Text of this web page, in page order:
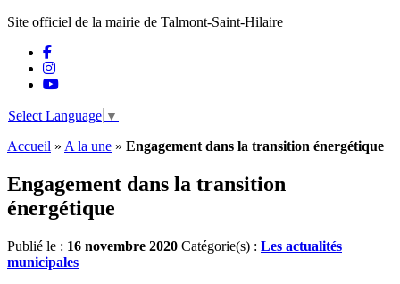
Site officiel de la mairie de Talmont-Saint-Hilaire
Select Language ▼
Accueil » A la une » Engagement dans la transition énergétique
Engagement dans la transition
énergétique
Publié le : 16 novembre 2020 Catégorie(s) : Les actualités
municipales